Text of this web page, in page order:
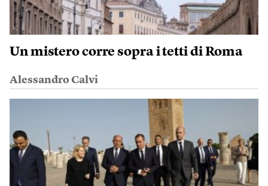
Un mistero corre sopra i tetti di Roma
Alessandro Calvi